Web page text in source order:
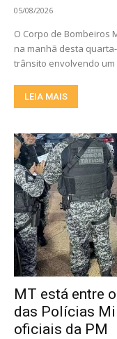
05/08/2026
O Corpo de Bombeiros
na manhã desta
trânsito envolvendo um
LEIA MAIS
MT está entre
das Polícias
oficiais da PM